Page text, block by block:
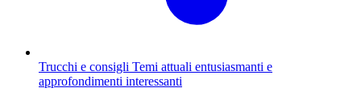
Trucchi e consigli Temi attuali entusiasmanti e
approfondimenti interessanti